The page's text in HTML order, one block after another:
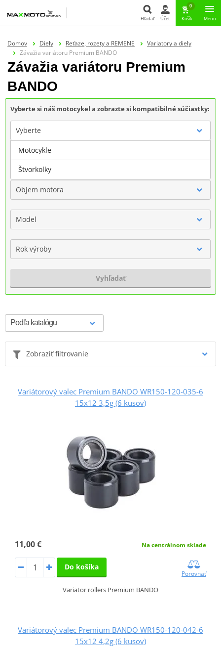
Hľadať
Hľadať Účet
0
Košík Menu
Domov Diely Reťaze, rozety a REMENE
Variatory a diely
Závažia variátoru Premium BANDO
Závažia variátoru Premium
BANDO
Vyberte si náš motocykel a zobrazte si kompatibilné súčiastky:
Vyberte
Značka
Objem motora
Model
Rok výroby
Vyhľadať
Zobraziť filtrovanie
Variátorový valec Premium BANDO WR150-120-035-6
15x12 3,5g (6 kusov)
11,00 € Na centrálnom sklade
Do košíka
Porovnať
Variator rollers Premium BANDO
Variátorový valec Premium BANDO WR150-120-042-6
15x12 4,2g (6 kusov)
Motocykle
Štvorkolky